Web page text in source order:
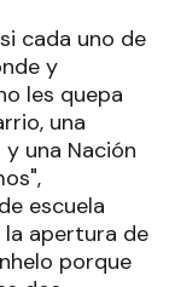
cada uno de
y
les quepa
una
una Nación
escuela
la apertura de
porque